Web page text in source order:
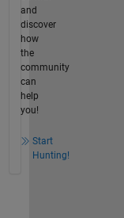
and
discover
how
the
community
can
help
you!
Start
Hunting!